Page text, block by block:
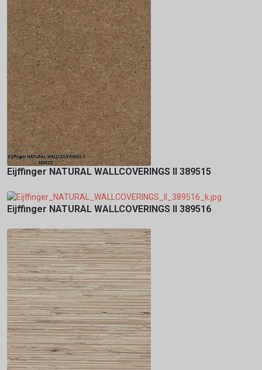
Eijffinger NATURAL WALLCOVERINGS II 389515
Eijffinger NATURAL WALLCOVERINGS II 389516